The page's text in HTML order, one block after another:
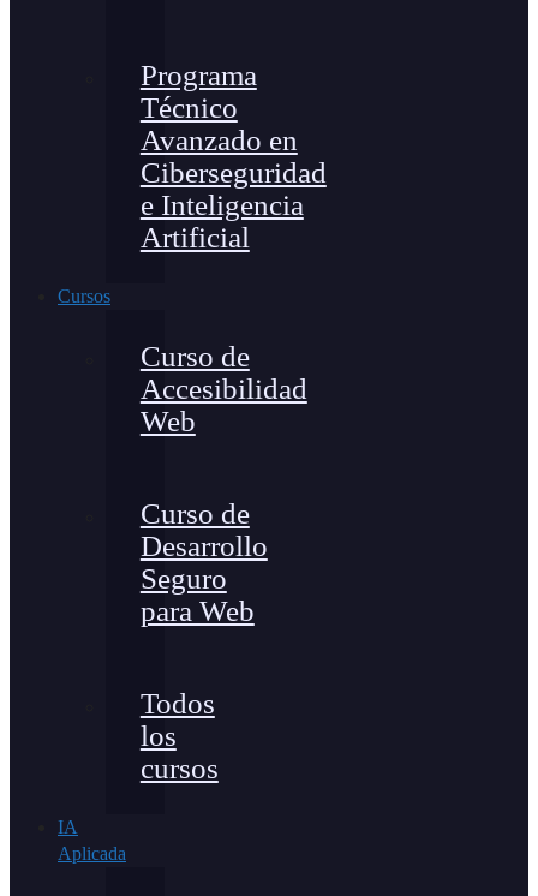
Programa
Técnico
Avanzado en
Ciberseguridad
e Inteligencia
Artificial
Cursos
Curso de
Accesibilidad
Web
Curso de
Desarrollo
Seguro
para Web
Todos
los
cursos
IA
Aplicada